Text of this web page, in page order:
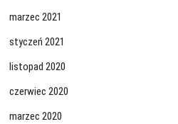
marzec 2021
styczeń 2021
listopad 2020
czerwiec 2020
marzec 2020